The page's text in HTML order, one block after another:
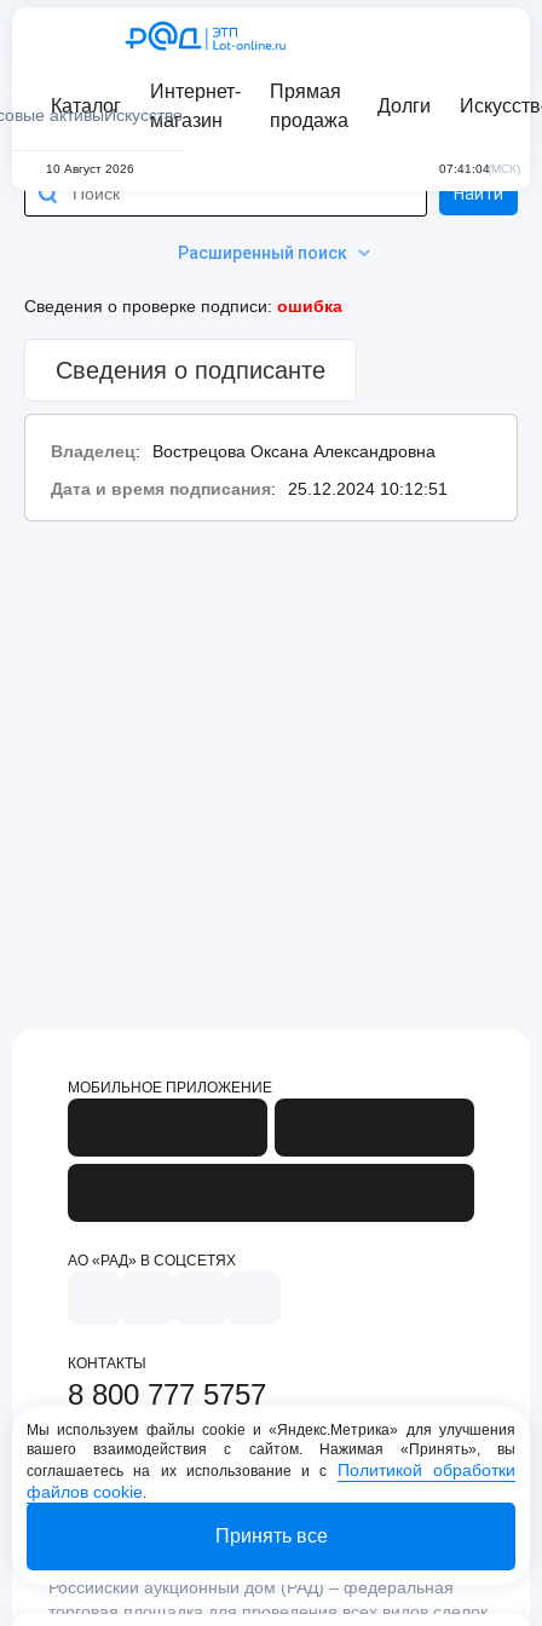
активыИскусство
Каталог
Интернет-
магазин
Прямая
продажа
Долги
10 Август 2026 07:41:04(МСК)
Расширенный поиск
Найти
Сведения о проверке подписи: ошибка
Сведения о подписанте
Владелец:
Вострецова Оксана Александровна
Дата и время подписания: 25.12.2024 10:12:51
МОБИЛЬНОЕ ПРИЛОЖЕНИЕ
АО «РАД» В СОЦСЕТЯХ
КОНТАКТЫ
8 800 777 5757
support@lot-online.ru
Техническая поддержка
Российский аукционный дом (РАД) – федеральная
торговая площадка для проведения всех видов сделок
Мы используем файлы cookie и «Яндекс.Метрика» для улучшения
вашего взаимодействия с сайтом. Нажимая «Принять», вы
соглашаетесь на их использование и с Политикой обработки
файлов cookie.
Принять все